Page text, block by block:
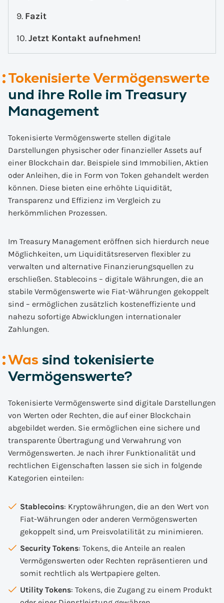
Fazit
Jetzt Kontakt aufnehmen!
Tokenisierte Vermögenswerte
und ihre Rolle im Treasury
Management
Tokenisierte Vermögenswerte stellen digitale
Darstellungen physischer oder finanzieller Assets auf
einer Blockchain dar. Beispiele sind Immobilien, Aktien
oder Anleihen, die in Form von Token gehandelt werden
können. Diese bieten eine erhöhte Liquidität,
Transparenz und Effizienz im Vergleich zu
herkömmlichen Prozessen.
Im Treasury Management eröffnen sich hierdurch neue
Möglichkeiten, um Liquiditätsreserven flexibler zu
verwalten und alternative Finanzierungsquellen zu
erschließen. Stablecoins – digitale Währungen, die an
stabile Vermögenswerte wie Fiat-Währungen gekoppelt
sind – ermöglichen zusätzlich kosteneffiziente und
nahezu sofortige Abwicklungen internationaler
Zahlungen.
Was sind tokenisierte
Vermögenswerte?
Tokenisierte Vermögenswerte sind digitale Darstellungen
von Werten oder Rechten, die auf einer Blockchain
abgebildet werden. Sie ermöglichen eine sichere und
transparente Übertragung und Verwahrung von
Vermögenswerten. Je nach ihrer Funktionalität und
rechtlichen Eigenschaften lassen sie sich in folgende
Kategorien einteilen:
Stablecoins: Kryptowährungen, die an den Wert von
Fiat-Währungen oder anderen Vermögenswerten
gekoppelt sind, um Preisvolatilität zu minimieren.
Security Tokens: Tokens, die Anteile an realen
Vermögenswerten oder Rechten repräsentieren und
somit rechtlich als Wertpapiere gelten.
Utility Tokens: Tokens, die Zugang zu einem Produkt